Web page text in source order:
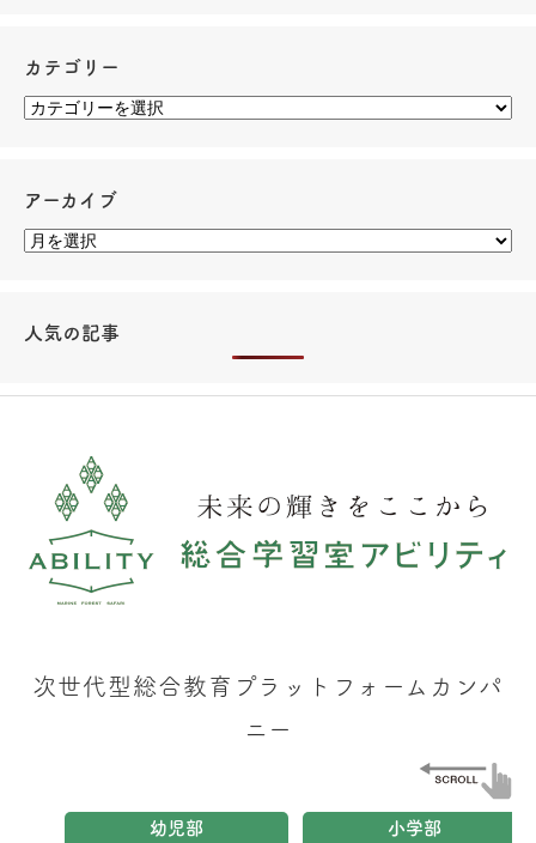
カテゴリー
アーカイブ
人気の記事
次世代型総合教育プラットフォームカンパ
ニー
幼児部 小学部